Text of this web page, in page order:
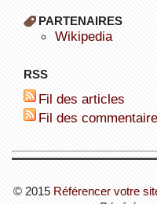
PARTENAIRES
wikipedia
RSS
Fil des articles
Fil des
© 2015 Référencer votre